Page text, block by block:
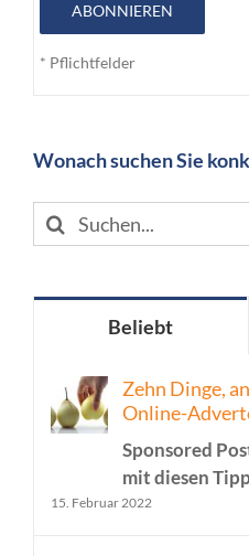
ABONNIEREN
* Pflichtfelder
Wonach suchen Sie
Suche
nach:
Beliebt
Zehn Dinge,
Online-
Sponsored
mit diesen
15. Februar 2022